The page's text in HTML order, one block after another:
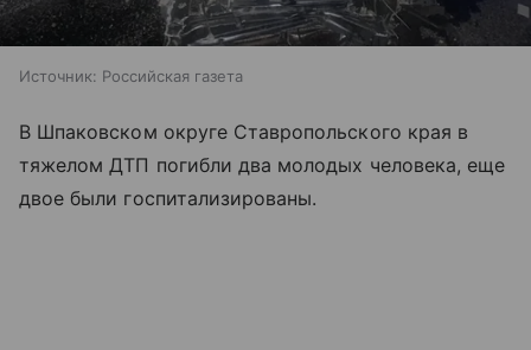
Источник: Российская газета
В Шпаковском округе Ставропольского края в
тяжелом ДТП погибли два молодых человека, еще
двое были госпитализированы.